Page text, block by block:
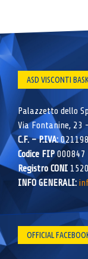
ASD VISCONTI
Palazzetto dello
Via Fontanine, 23
C.F. – P.IVA:
Codice FIP000847
Registro CONI
INFO GENERALI:
OFFICIAL